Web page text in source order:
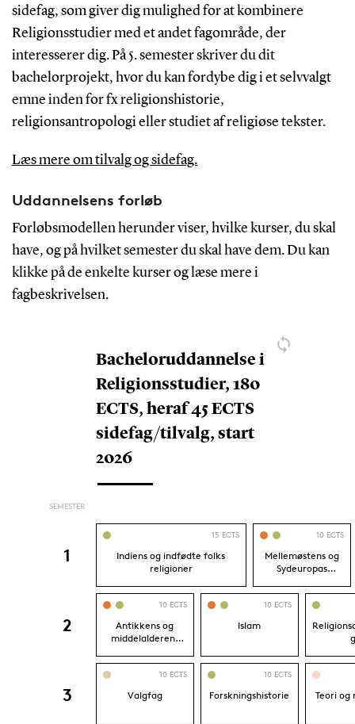
sidefag, som giver dig mulighed for at kombinere
Religionsstudier med et andet fagområde, der
interesserer dig. På 5. semester skriver du dit
bachelorprojekt, hvor du kan fordybe dig i et selvvalgt
emne inden for fx religionshistorie,
religionsantropologi eller studiet af religiøse tekster.
Læs mere om tilvalg og sidefag.
Uddannelsens forløb
Forløbsmodellen herunder viser, hvilke kurser, du skal
have, og på hvilket semester du skal have dem. Du kan
klikke på de enkelte kurser og læse mere i
fagbeskrivelsen.